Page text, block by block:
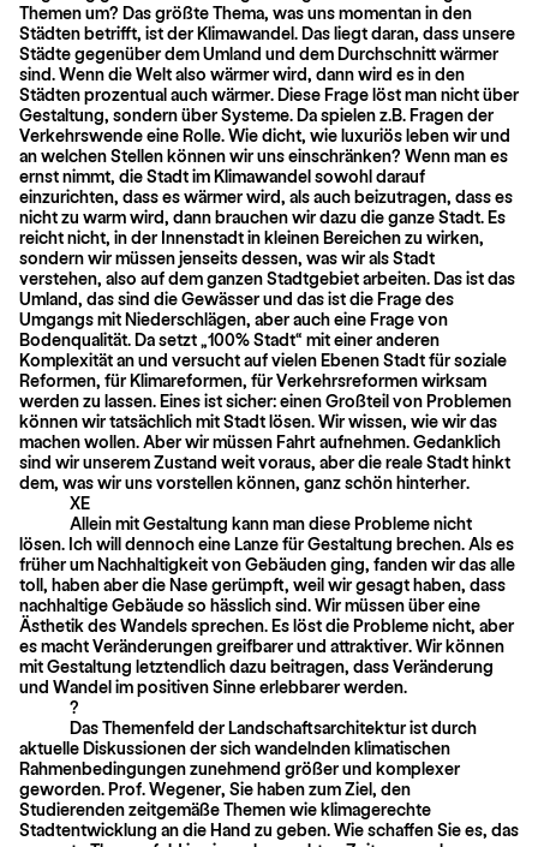
Themen um? Das größte Thema, was uns momentan in den
Städten betrifft, ist der Klimawandel. Das liegt daran, dass unsere
Städte gegenüber dem Umland und dem Durchschnitt wärmer
sind. Wenn die Welt also wärmer wird, dann wird es in den
Städten pro­zentual auch wärmer. Diese Frage löst man nicht über
Gestaltung, sondern über Systeme. Da spielen z.B. Fragen der
Verkehrswende eine Rolle. Wie dicht, wie luxuriös leben wir und
an welchen Stellen können wir uns einschränken? Wenn man es
ernst nimmt, die Stadt im Klimawandel sowohl darauf
einzurichten, dass es wärmer wird, als auch beizutragen, dass es
nicht zu warm wird, dann brauchen wir dazu die ganze Stadt. Es
reicht nicht, in der Innenstadt in kleinen Bereichen zu wirken,
sondern wir müssen jenseits dessen, was wir als Stadt
verstehen, also auf dem ganzen Stadtgebiet arbeiten. Das ist das
Umland, das sind die Gewässer und das ist die Frage des
Umgangs mit Niederschlägen, aber auch eine Frage von
Bodenqualität. Da setzt „100% Stadt“ mit einer anderen
Komplexität an und versucht auf vielen Ebenen Stadt für soziale
Reformen, für Klimareformen, für Verkehrsreformen wirksam
werden zu lassen. Eines ist sicher: einen Großteil von Problemen
können wir tatsächlich mit Stadt lösen. Wir wissen, wie wir das
machen wollen. Aber wir müssen Fahrt aufnehmen. Gedanklich
sind wir unserem Zustand weit voraus, aber die reale Stadt hinkt
dem, was wir uns vorstellen können, ganz schön hinterher.
XE
Allein mit Gestaltung kann man diese Probleme nicht
lösen. Ich will dennoch eine Lanze für Gestaltung brechen. Als es
früher um Nachhaltigkeit von Gebäuden ging, fanden wir das alle
toll, haben aber die Nase gerümpft, weil wir gesagt haben, dass
nachhaltige Gebäude so hässlich sind. Wir müssen über eine
Ästhetik des Wandels sprechen. Es löst die Probleme nicht, aber
es macht Veränderungen greifbarer und attraktiver. Wir können
mit Gestaltung letztendlich dazu beitragen, dass Veränderung
und Wandel im positiven Sinne erlebbarer werden.
?
Das Themenfeld der Landschaftsarchitektur ist durch
aktuelle Diskussionen der sich wandelnden klimatischen
Rahmenbedingungen zunehmend größer und komplexer
geworden. Prof. Wegener, Sie haben zum Ziel, den
Studierenden zeit­gemäße Themen wie klimagerechte
Stadtentwicklung an die Hand zu geben. Wie schaffen Sie es, das